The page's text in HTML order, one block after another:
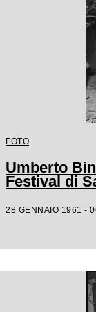
FOTO
Umberto
Festival di
28 GENNAIO 1961 -